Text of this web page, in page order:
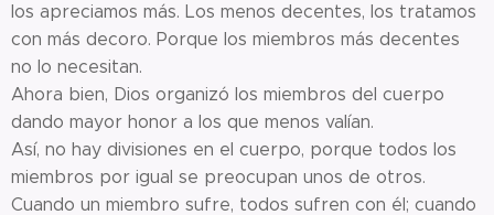
los apreciamos más. Los menos decentes, los tratamos
con más decoro. Porque los miembros más decentes
no lo necesitan.
Ahora bien, Dios organizó los miembros del cuerpo
dando mayor honor a los que menos valían.
Así, no hay divisiones en el cuerpo, porque todos los
miembros por igual se preocupan unos de otros.
Cuando un miembro sufre, todos sufren con él; cuando